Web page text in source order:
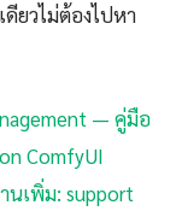
ยวไม่ต้องไปหา
— คู่มือ
ComfyUI
นเพิ่ม: support